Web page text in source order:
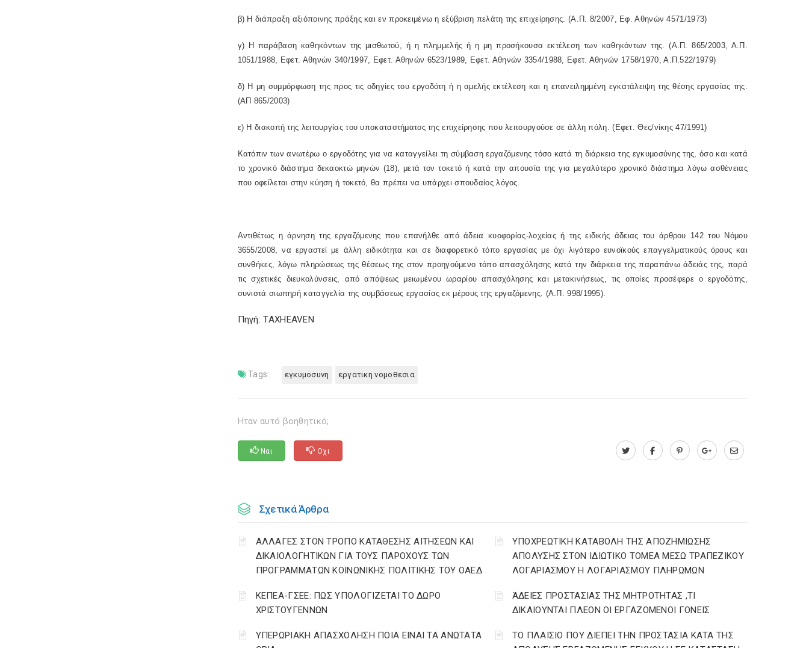
β) Η διάπραξη αξιόποινης πράξης και εν προκειμένω η εξύβριση πελάτη της επιχείρησης. (Α.Π. 8/2007, Εφ. Αθηνών 4571/1973)
γ) Η παράβαση καθηκόντων της μισθωτού, ή η πλημμελής ή η μη προσήκουσα εκτέλεση των καθηκόντων της. (Α.Π. 865/2003, Α.Π.
1051/1988, Εφετ. Αθηνών 340/1997, Εφετ. Αθηνών 6523/1989, Εφετ. Αθηνών 3354/1988, Εφετ. Αθηνών 1758/1970, Α.Π.522/1979)
δ) Η μη συμμόρφωση της προς τις οδηγίες του εργοδότη ή η αμελής εκτέλεση και η επανειλημμένη εγκατάλειψη της θέσης εργασίας της.
(ΑΠ 865/2003)
ε) Η διακοπή της λειτουργίας του υποκαταστήματος της επιχείρησης που λειτουργούσε σε άλλη πόλη. (Εφετ. Θες/νίκης 47/1991)
Κατόπιν των ανωτέρω ο εργοδότης για να καταγγείλει τη σύμβαση εργαζόμενης τόσο κατά τη διάρκεια της εγκυμοσύνης της, όσο και κατά
το χρονικό διάστημα δεκαοκτώ μηνών (18), μετά τον τοκετό ή κατά την απουσία της για μεγαλύτερο χρονικό διάστημα λόγω ασθένειας
που οφείλεται στην κύηση ή τοκετό, θα πρέπει να υπάρχει σπουδαίος λόγος.
Αντιθέτως η άρνηση της εργαζόμενης που επανήλθε από άδεια κυοφορίας-λοχείας ή της ειδικής άδειας του άρθρου 142 του Νόμου
3655/2008, να εργαστεί με άλλη ειδικότητα και σε διαφορετικό τόπο εργασίας με όχι λιγότερο ευνοϊκούς επαγγελματικούς όρους και
συνθήκες, λόγω πληρώσεως της θέσεως της στον προηγούμενο τόπο απασχόλησης κατά την διάρκεια της παραπάνω άδειάς της, παρά
τις σχετικές διευκολύνσεις, από απόψεως μειωμένου ωραρίου απασχόλησης και μετακινήσεως, τις οποίες προσέφερε ο εργοδότης,
συνιστά σιωπηρή καταγγελία της συμβάσεως εργασίας εκ μέρους της εργαζόμενης. (Α.Π. 998/1995).
Πηγή: TAXHEAVEN
Tags: εγκυμοσυνη εργατικη νομοθεσια
Ηταν αυτό βοηθητικό;
Ναι Οχι
Σχετικά Άρθρα
ΑΛΛΑΓΕΣ ΣΤΟΝ ΤΡΟΠΟ ΚΑΤΑΘΕΣΗΣ ΑΙΤΗΣΕΩΝ ΚΑΙ
ΔΙΚΑΙΟΛΟΓΗΤΙΚΩΝ ΓΙΑ ΤΟΥΣ ΠΑΡΟΧΟΥΣ ΤΩΝ
ΠΡΟΓΡΑΜΜΑΤΩΝ ΚΟΙΝΩΝΙΚΗΣ ΠΟΛΙΤΙΚΗΣ ΤΟΥ ΟΑΕΔ
YΠΟΧΡΕΩΤΙΚΗ ΚΑΤΑΒΟΛΗ ΤΗΣ ΑΠΟΖΗΜΙΩΣΗΣ
ΑΠΟΛΥΣΗΣ ΣΤΟΝ ΙΔΙΩΤΙΚΟ ΤΟΜΕΑ ΜΕΣΩ ΤΡΑΠΕΖΙΚΟΥ
ΛΟΓΑΡΙΑΣΜΟΥ Η ΛΟΓΑΡΙΑΣΜΟΥ ΠΛΗΡΩΜΩΝ
ΚΕΠΕΑ-ΓΣΕΕ: ΠΩΣ ΥΠΟΛΟΓΙΖΕΤΑΙ ΤΟ ΔΩΡΟ
ΧΡΙΣΤΟΥΓΕΝΝΩΝ
ΆΔΕΙΕΣ ΠΡΟΣΤΑΣΙΑΣ ΤΗΣ ΜΗΤΡΟΤΗΤΑΣ ,ΤΙ
ΔΙΚΑΙΟΥΝΤΑΙ ΠΛΕΟΝ ΟΙ ΕΡΓΑΖΟΜΕΝΟΙ ΓΟΝΕΙΣ
ΥΠΕΡΩΡΙΑΚΗ ΑΠΑΣΧΟΛΗΣΗ ΠΟΙΑ ΕΙΝΑΙ ΤΑ ΑΝΩΤΑΤΑ
ΤΟ ΠΛΑΙΣΙΟ ΠΟΥ ΔΙΕΠΕΙ ΤΗΝ ΠΡΟΣΤΑΣΙΑ ΚΑΤΑ ΤΗΣ